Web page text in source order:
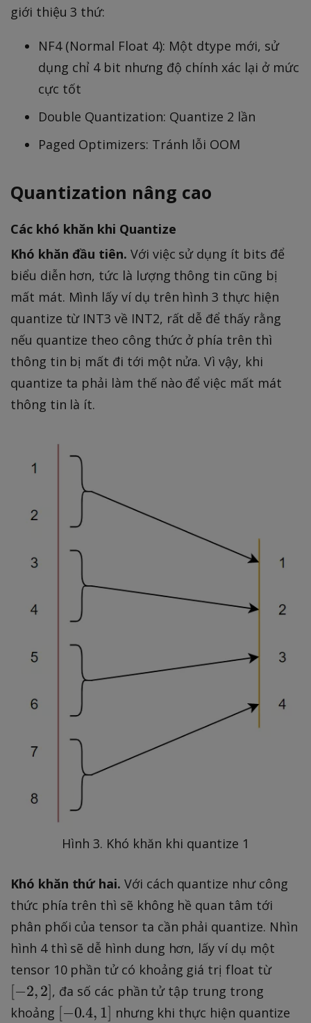
giới thiệu 3 thứ:
NF4 (Normal Float 4): Một dtype mới, sử
dụng chỉ 4 bit nhưng độ chính xác lại ở mức
cực tốt
Double Quantization: Quantize 2 lần
Paged Optimizers: Tránh lỗi OOM
Quantization nâng cao
Các khó khăn khi Quantize
Khó khăn đầu tiên. Với việc sử dụng ít bits để
biểu diễn hơn, tức là lượng thông tin cũng bị
mất mát. Mình lấy ví dụ trên hình 3 thực hiện
quantize từ INT3 về INT2, rất dễ để thấy rằng
nếu quantize theo công thức ở phía trên thì
thông tin bị mất đi tới một nửa. Vì vậy, khi
quantize ta phải làm thế nào để việc mất mát
thông tin là ít.
Hình 3. Khó khăn khi quantize 1
Khó khăn thứ hai. Với cách quantize như công
thức phía trên thì sẽ không hề quan tâm tới
phân phối của tensor ta cần phải quantize. Nhìn
hình 4 thì sẽ dễ hình dung hơn, lấy ví dụ một
tensor 10 phần tử có khoảng giá trị float từ[
2
[−2,2], đa số các phần tử tập trung trong
khoảng [[−0.4, 1] nhưng khi thực hiện quantize